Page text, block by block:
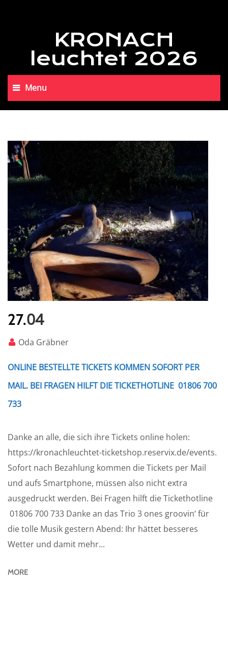
KRONACH
leuchtet 2026
Menu
27.04
Oda Gräbner
ONLINE BESTELLTE TICKETS KOMMEN SOFORT PER
MAIL. BEI FRAGEN HILFT DIE TICKETHOTLINE 01806 700
733
Danke an alle, die sich ihre Tickets online holen:
https://kronachleuchtet-ticketshop.reservix.de/events.
Sofort nach Bezahlung kommen die Tickets per Mail
und aufs Smartphone, müssen also nicht extra
ausgedruckt werden. Bei Fragen hilft die Tickethotline
01806 700 733 Danke an das Trio 3 ones groovin‘ für
die tolle Musik gestern Abend: Ihr hättet besseres
Wetter und damit mehr...
MORE